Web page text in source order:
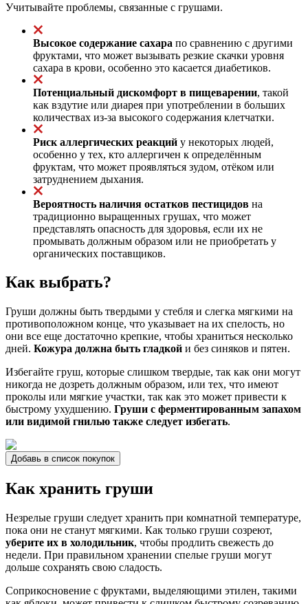
Учитывайте проблемы, связанные с грушами.
Высокое содержание сахара по сравнению с другими
фруктами, что может вызывать резкие скачки уровня
сахара в крови, особенно это касается диабетиков.
Потенциальный дискомфорт в пищеварении, такой
как вздутие или диарея при употреблении в больших
количествах из-за высокого содержания клетчатки.
Риск аллергических реакций у некоторых людей,
особенно у тех, кто аллергичен к определённым
фруктам, что может проявляться зудом, отёком или
затруднением дыхания.
Вероятность наличия остатков пестицидов на
традиционно выращенных грушах, что может
представлять опасность для здоровья, если их не
промывать должным образом или не приобретать у
органических поставщиков.
Как выбрать?
Груши должны быть твердыми у стебля и слегка мягкими на
противоположном конце, что указывает на их спелость, но
они все еще достаточно крепкие, чтобы храниться несколько
дней. Кожура должна быть гладкой и без синяков и пятен.
Избегайте груш, которые слишком твердые, так как они могут
никогда не дозреть должным образом, или тех, что имеют
проколы или мягкие участки, так как это может привести к
быстрому ухудшению. Груши с ферментированным запахом
или видимой гнилью также следует избегать.
Добавь в список покупок
Как хранить груши
Незрелые груши следует хранить при комнатной температуре,
пока они не станут мягкими. Как только груши созреют,
уберите их в холодильник, чтобы продлить свежесть до
недели. При правильном хранении спелые груши могут
дольше сохранять свою сладость.
Соприкосновение с фруктами, выделяющими этилен, такими